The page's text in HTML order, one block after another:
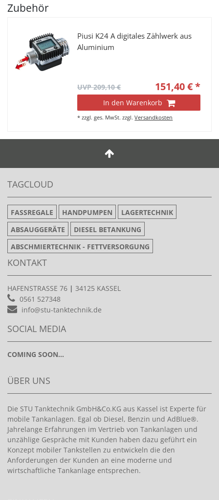
Zubehör
Piusi K24 A digitales Zählwerk aus
Aluminium
UVP 209,10 € 151,40 € *
In den Warenkorb
*zzgl. ges. MwSt. zzgl.Versandkosten
TAGCLOUD
FASSREGALE HANDPUMPEN
LAGERTECHNIK
ABSAUGGERÄTE
DIESEL BETANKUNG
ABSCHMIERTECHNIK - FETTVERSORGUNG
KONTAKT
HAFENSTRASSE 76 | 34125 KASSEL
0561 527348
info@stu-tanktechnik.de
SOCIAL MEDIA
COMING SOON...
ÜBER UNS
Die STU Tanktechnik GmbH&Co.KG aus Kassel ist Experte für
mobile Tankanlagen. Egal ob Diesel, Benzin und AdBlue®.
Jahrelange Erfahrungen im Vertrieb von Tankanlagen und
unzählige Gespräche mit Kunden haben dazu geführt ein
Konzept mobiler Tankstellen zu entwickeln die den
Anforderungen der Kunden an eine moderne und
wirtschaftliche Tankanlage entsprechen.